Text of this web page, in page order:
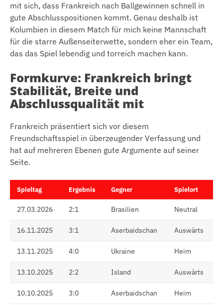
mit sich, dass Frankreich nach Ballgewinnen schnell in
gute Abschlusspositionen kommt. Genau deshalb ist
Kolumbien in diesem Match für mich keine Mannschaft
für die starre Außenseiterwette, sondern eher ein Team,
das das Spiel lebendig und torreich machen kann.
Formkurve: Frankreich bringt
Stabilität, Breite und
Abschlussqualität mit
Frankreich präsentiert sich vor diesem
Freundschaftsspiel in überzeugender Verfassung und
hat auf mehreren Ebenen gute Argumente auf seiner
Seite.
Spieltag Ergebnis Gegner Spielort
27.03.2026 2:1 Brasilien Neutral
16.11.2025 3:1 Aserbaidschan Auswärts
13.11.2025 4:0 Ukraine Heim
13.10.2025 2:2 Island Auswärts
10.10.2025 3:0 Aserbaidschan Heim